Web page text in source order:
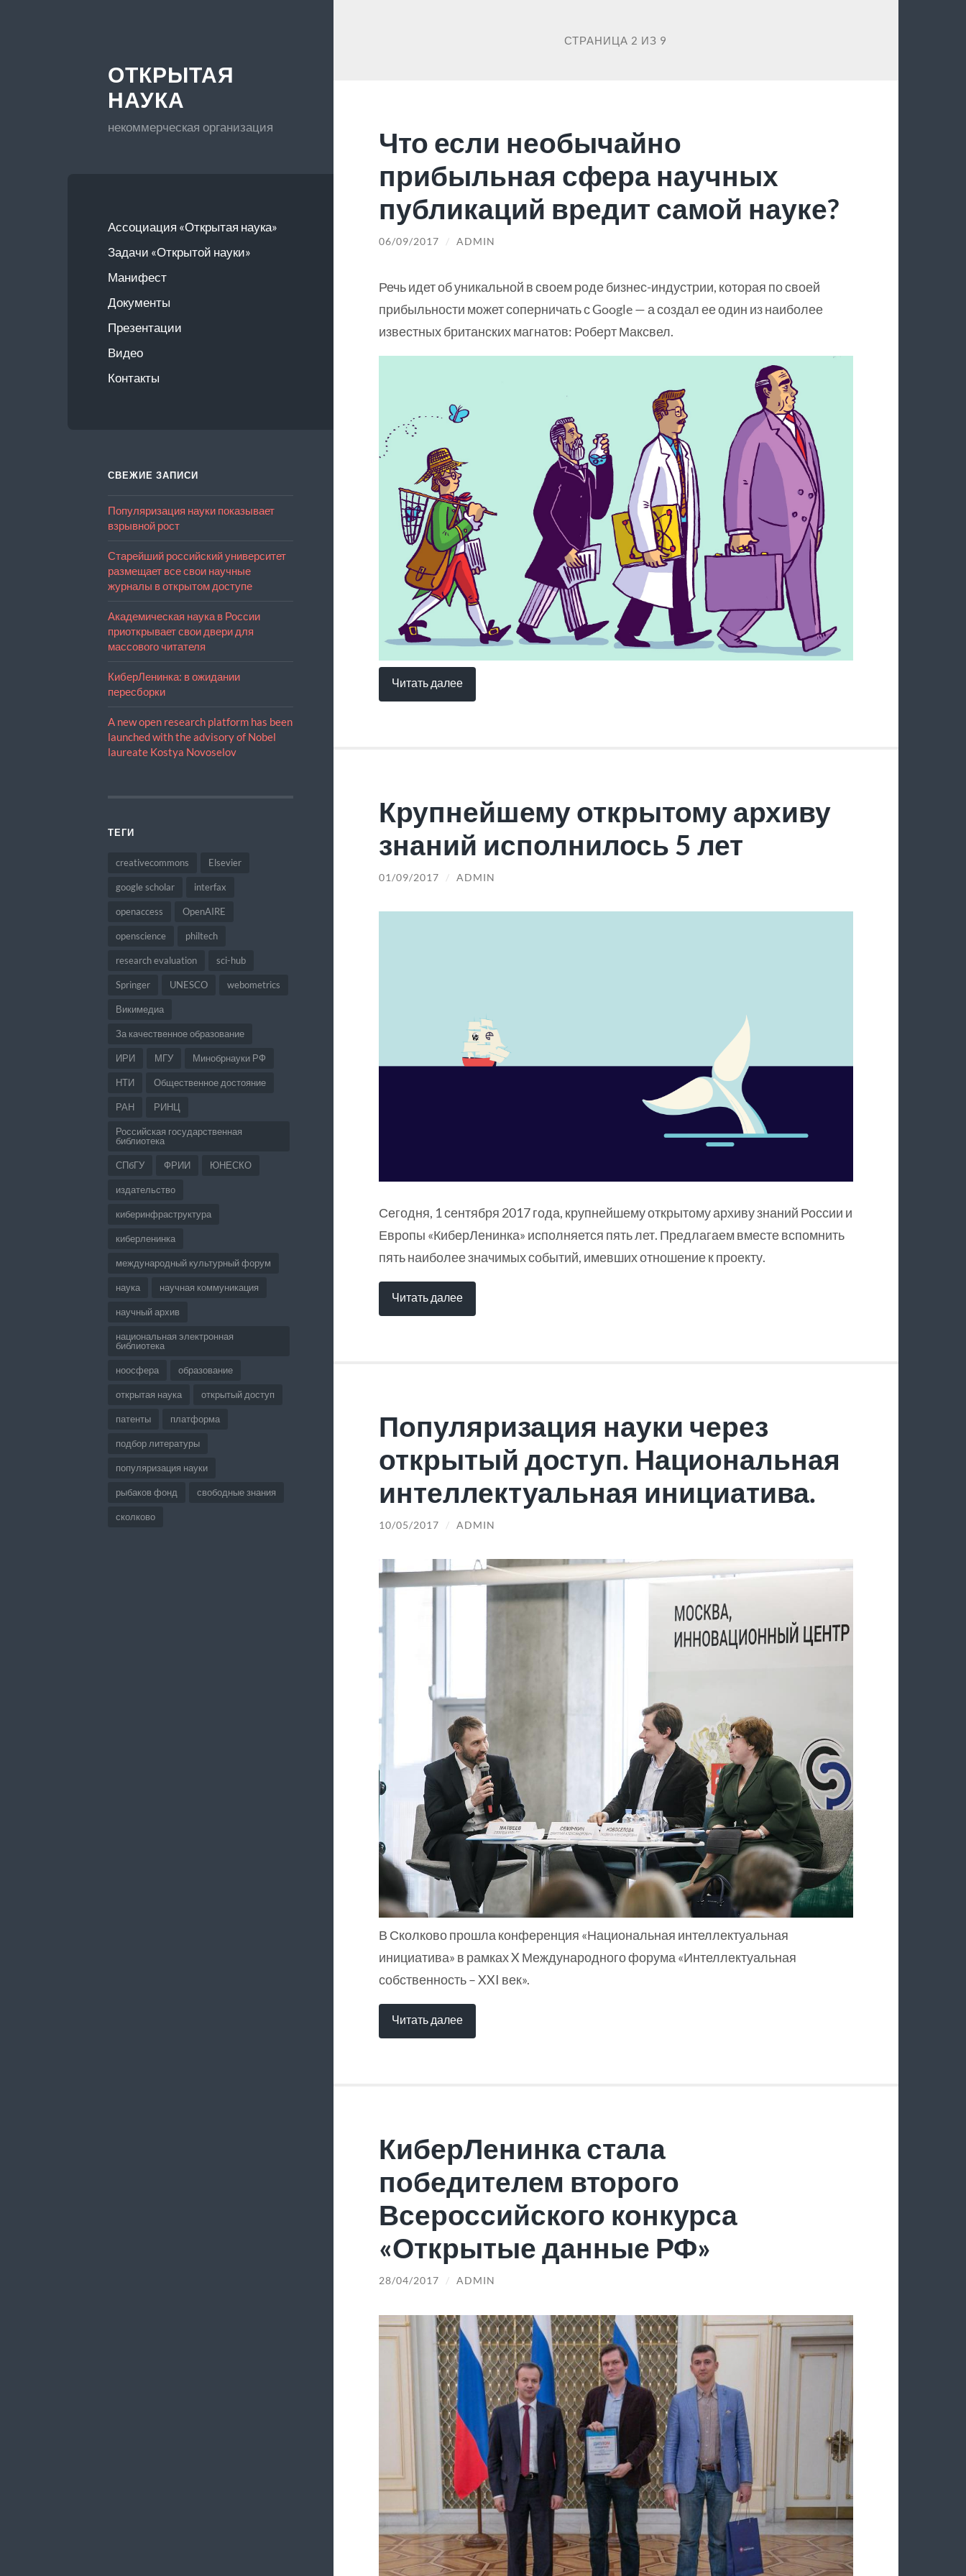
ОТКРЫТАЯ
НАУКА
некоммерческая организация
Ассоциация «Открытая наука»
Задачи «Открытой науки»
Манифест
Документы
Презентации
Видео
Контакты
СВЕЖИЕ ЗАПИСИ
Популяризация науки показывает
взрывной рост
Старейший российский университет
размещает все свои научные
журналы в открытом доступе
Академическая наука в России
приоткрывает свои двери для
массового читателя
КиберЛенинка: в ожидании
пересборки
A new open research platform has been
launched with the advisory of Nobel
laureate Kostya Novoselov
ТЕГИ
creativecommons Elsevier
google scholar interfax
openaccess OpenAIRE
openscience philtech
research evaluation sci-hub
Springer UNESCO webometrics
Викимедиа
За качественное образование
ИРИ МГУ Минобрнауки РФ
НТИ Общественное достояние
РАН РИНЦ
Российская государственная
библиотека
СПбГУ ФРИИ ЮНЕСКО
издательство
киберинфраструктура
киберленинка
международный культурный форум
наука научная коммуникация
научный архив
национальная электронная
библиотека
ноосфера образование
открытая наука открытый доступ
патенты платформа
подбор литературы
популяризация науки
рыбаков фонд свободные знания
сколково
СТРАНИЦА 2 ИЗ 9
Что если необычайно
прибыльная сфера научных
публикаций вредит самой науке?
06/09/2017 / ADMIN
Речь идет об уникальной в своем роде бизнес-индустрии, которая по своей
прибыльности может соперничать с Google — а создал ее один из наиболее
известных британских магнатов: Роберт Максвел.
Читать далее
Крупнейшему открытому архиву
знаний исполнилось 5 лет
01/09/2017 / ADMIN
Сегодня, 1 сентября 2017 года, крупнейшему открытому архиву знаний России и
Европы «КиберЛенинка» исполняется пять лет. Предлагаем вместе вспомнить
пять наиболее значимых событий, имевших отношение к проекту.
Читать далее
Популяризация науки через
открытый доступ. Национальная
интеллектуальная инициатива.
10/05/2017 / ADMIN
В Сколково прошла конференция «Национальная интеллектуальная
инициатива» в рамках X Международного форума «Интеллектуальная
собственность – XXI век».
Читать далее
КиберЛенинка стала
победителем второго
Всероссийского конкурса
«Открытые данные РФ»
28/04/2017 / ADMIN